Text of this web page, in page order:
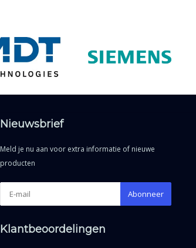
Nieuwsbrief
Meld je nu aan voor extra informatie of nieuwe
producten
Abonneer
Klantbeoordelingen